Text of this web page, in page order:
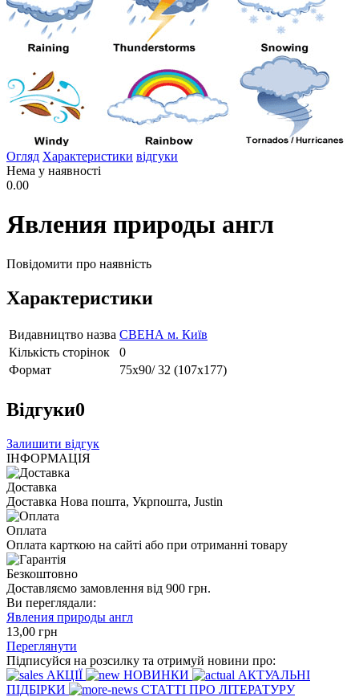
Огляд Характеристики відгуки
Нема у наявності
0.00
Явления природы англ
Повідомити про наявність
Характеристики
Видавництво назва СВЕНА м. Київ
Кількість сторінок
0
Формат
75х90/ 32 (107х177)
Відгуки0
Залишити відгук
ІНФОРМАЦІЯ
Доставка
Доставка Нова пошта, Укрпошта, Justin
Оплата
Оплата карткою на сайті або при отриманні товару
Безкоштовно
Доставляємо замовлення від 900 грн.
Ви переглядали:
Явления природы англ
13,00 грн
Переглянути
Підписуйся на розсилку та отримуй новини про:
АКЦІЇ
НОВИНКИ
АКТУАЛЬНІ
ПІДБІРКИ
СТАТТІ ПРО ЛІТЕРАТУРУ